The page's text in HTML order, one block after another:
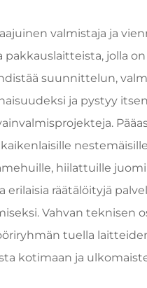
valmistaja ja
jolla
suunnittelun,
ja pystyy
hiilattuille
erilaisia räätälöityjä
Vahvan teknisen
tuella
kotimaan ja